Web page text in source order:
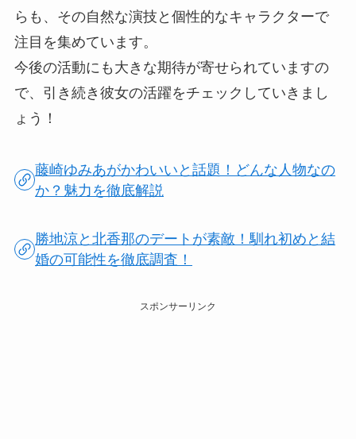
らも、その自然な演技と個性的なキャラクターで
注目を集めています。
今後の活動にも大きな期待が寄せられていますの
で、引き続き彼女の活躍をチェックしていきまし
ょう！
藤崎ゆみあがかわいいと話題！どんな人物なの
か？魅力を徹底解説
勝地涼と北香那のデートが素敵！馴れ初めと結
婚の可能性を徹底調査！
スポンサーリンク